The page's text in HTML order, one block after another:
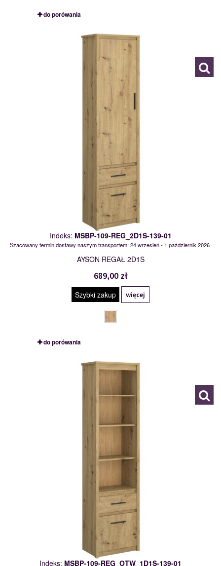
do porówania
MSBP-109-REG_2D1S-139-01
Indeks: MSBP-109-REG_2D1S-139-01
Szacowany termin dostawy naszym transportem: 24 wrzesień - 1 październik 2026
AYSON REGAŁ 2D1S
689,00 zł
Szybki zakup więcej
do porówania
MSBP-109-REG_OTW_1D1S-139-01
Indeks: MSBP-109-REG_OTW_1D1S-139-01